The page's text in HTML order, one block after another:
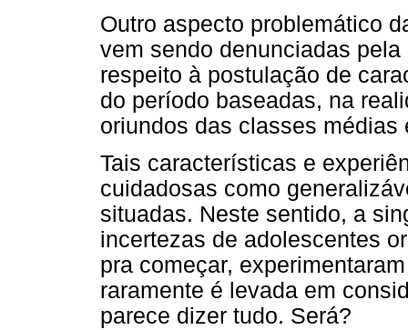
Outro aspecto problemático
vem sendo denunciadas
respeito à postulação de
do período baseadas, na
oriundos das classes médias
Tais características e
cuidadosas como
situadas. Neste sentido, a
incertezas de adolescentes
pra começar,
raramente é levada em
parece dizer tudo. Será?